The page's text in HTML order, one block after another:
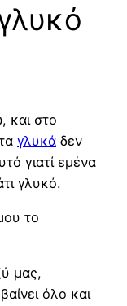
και στο
γλυκά δεν
γιατί εμένα
γλυκό.
το
μας,
όλο και